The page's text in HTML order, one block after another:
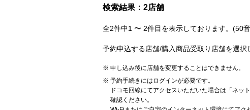
検索結果：2店舗
全2件中1 〜 2件目を表示しております。(50
予約申込する店舗/購入商品受取り店舗を選択
申し込み後に店舗を変更することはできません。
予約手続きにはログインが必要です。
ドコモ回線にてアクセスいただいた場合は「ネッ
確認ください。